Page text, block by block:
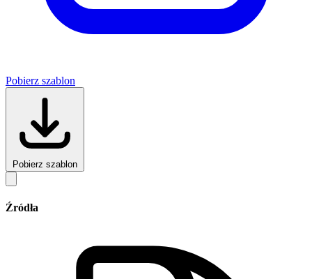
Pobierz szablon
Pobierz szablon
Źródła